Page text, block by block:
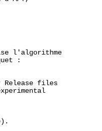
l'algorithme
:
Release files